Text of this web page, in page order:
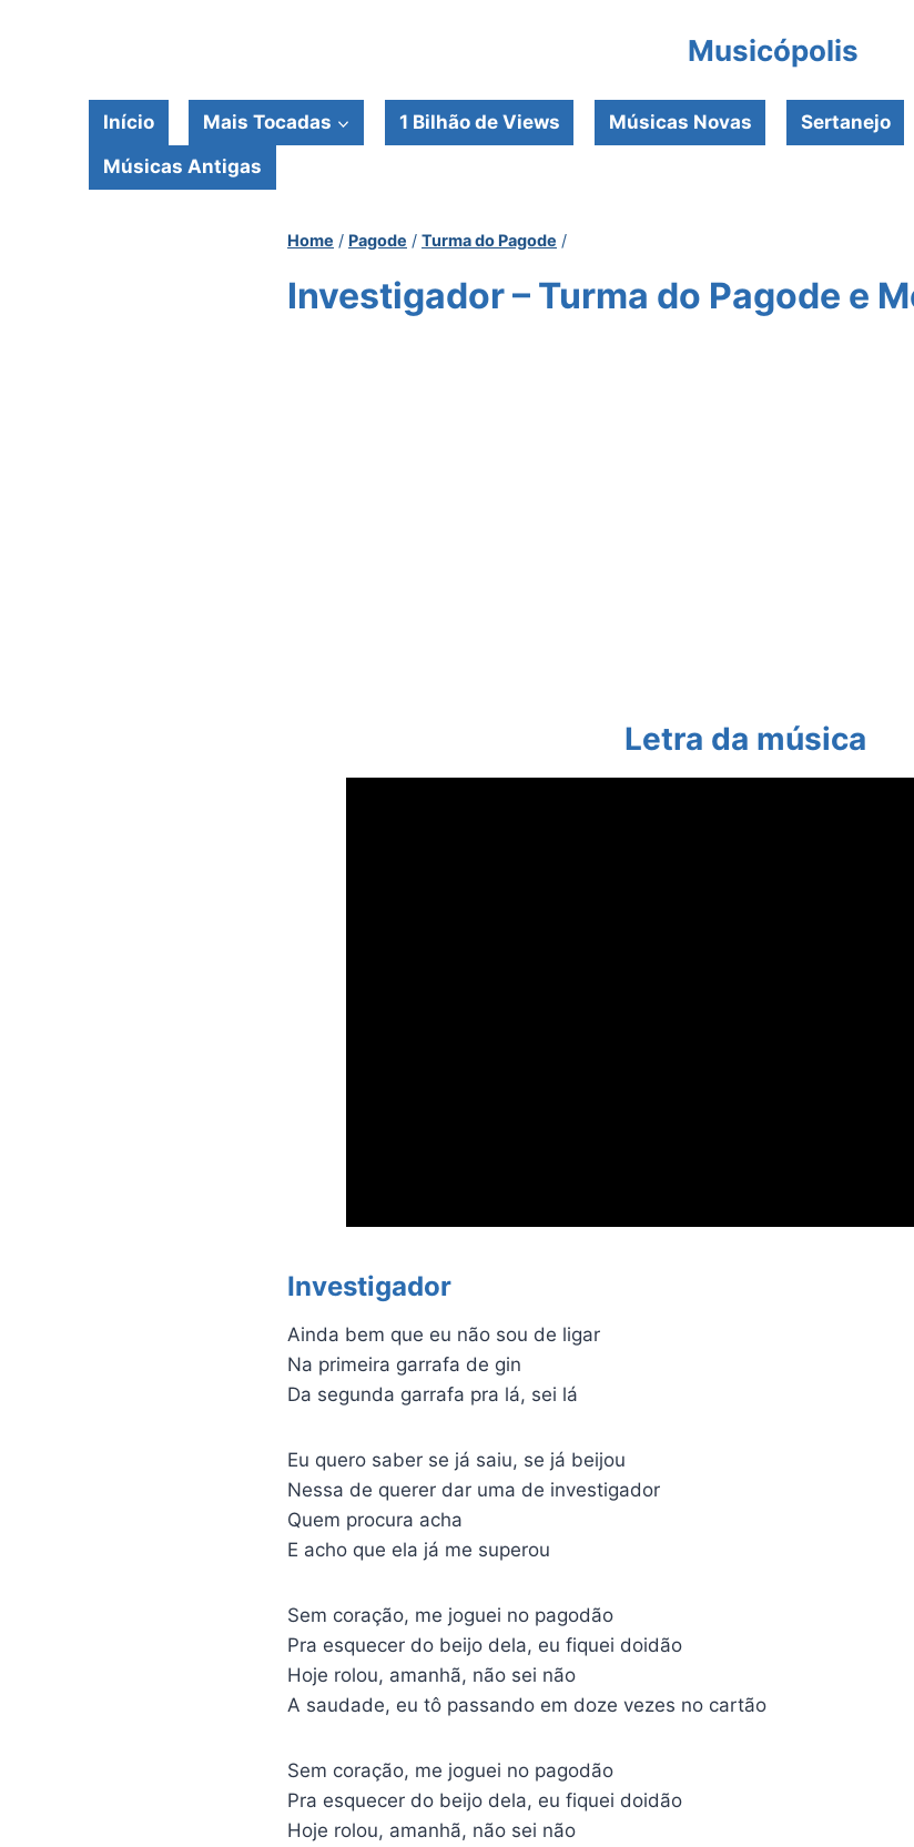
Conteúdo
Musicópolis
Início Mais Tocadas 1 Bilhão de Views Músicas Novas Sertanejo
Músicas Antigas
Home / Pagode / Turma do Pagode /
Investigador – Turma do Pagode e
Letra da música
Investigador
Ainda bem que eu não sou de ligar
Na primeira garrafa de gin
Da segunda garrafa pra lá, sei lá
Eu quero saber se já saiu, se já beijou
Nessa de querer dar uma de investigador
Quem procura acha
E acho que ela já me superou
Sem coração, me joguei no pagodão
Pra esquecer do beijo dela, eu fiquei doidão
Hoje rolou, amanhã, não sei não
A saudade, eu tô passando em doze vezes no cartão
Sem coração, me joguei no pagodão
Pra esquecer do beijo dela, eu fiquei doidão
Hoje rolou, amanhã, não sei não